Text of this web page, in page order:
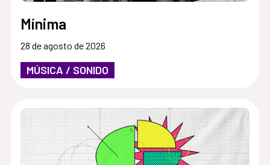
Mínima
28 de agosto de 2026
MÚSICA / SONIDO